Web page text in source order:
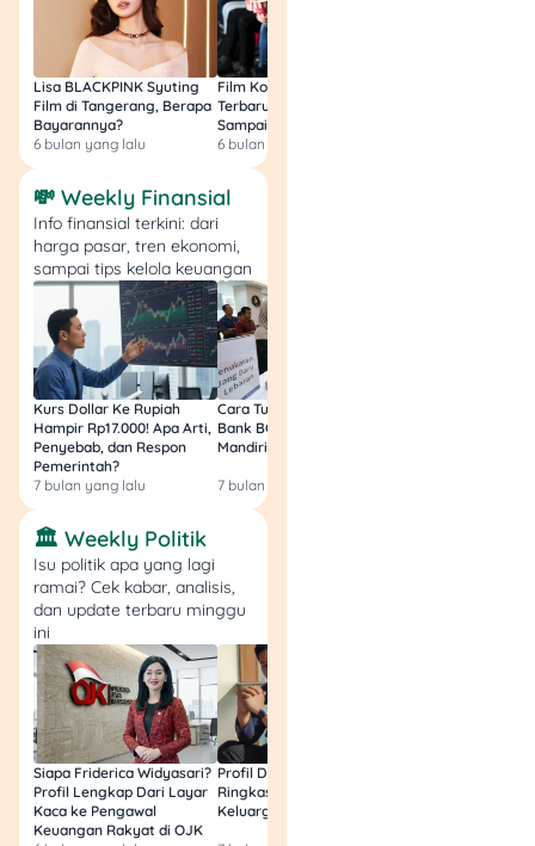
jadi solusi cepat buat kamu
yang butuh dana darurat.
Tapi, penting banget buat
paham skema bunganya
dulu sebelum klik
“ajukan”.
Dengan bunga mulai dari
0,83% per bulan dan
beberapa biaya tambahan
seperti admin & denda,
kamu bisa lebih siap
mengatur strategi
keuangan 💪
Butuh info lebih lengkap
soal produk keuangan lain
seperti kartu kredit,
tabungan, KTA, deposito,
sampai
kendaraan? Kamu bisa
langsung cek Tuwaga! Di
sana kamu bisa:
Bandingin produk
keuangan yang
sesuai kebutuhan
kamu
Dapetin insight
finansial terbaru
lewat artikel-artikel
yang ringan tapi
Lisa BLACKPINK Syuting
Film di Tangerang, Berapa
Bayarannya?
6 bulan yang lalu
Film Komedi Indonesia
Terbaru 2026, Siap Ngakak
Sampai Sakit Perut!
6 bulan yang lalu
💸 Weekly Finansial
Info finansial terkini: dari
harga pasar, tren ekonomi,
sampai tips kelola keuangan
Kurs Dollar Ke Rupiah
Hampir Rp17.000! Apa Arti,
Penyebab, dan Respon
Pemerintah?
7 bulan yang lalu
Cara Tukar Uang Baru di
Bank BCA (Umum, BNI,
Mandiri, BRI, dan BSI) 2026!
7 bulan yang lalu
🏛️ Weekly Politik
Isu politik apa yang lagi
ramai? Cek kabar, analisis,
dan update terbaru minggu
ini
Siapa Friderica Widyasari?
Profil Lengkap Dari Layar
Kaca ke Pengawal
Keuangan Rakyat di OJK
Profil Darma Mangkuluhur:
Ringkas Latar Belakang
Keluarga dan Bisnisnya